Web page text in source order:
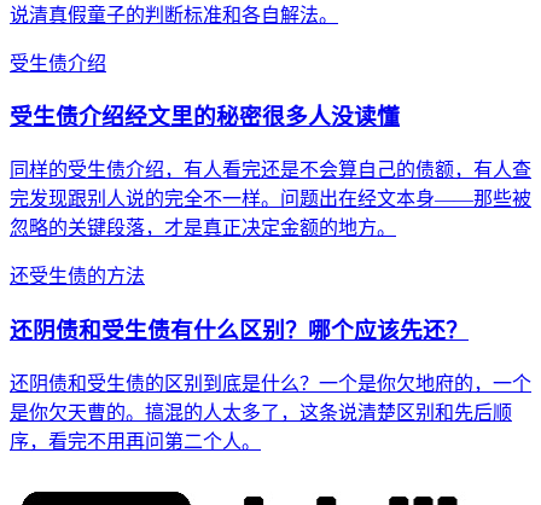
说清真假童子的判断标准和各自解法。
受生债介绍
受生债介绍经文里的秘密很多人没读懂
同样的受生债介绍，有人看完还是不会算自己的债额，有人查
完发现跟别人说的完全不一样。问题出在经文本身——那些被
忽略的关键段落，才是真正决定金额的地方。
还受生债的方法
还阴债和受生债有什么区别？哪个应该先还？
还阴债和受生债的区别到底是什么？一个是你欠地府的，一个
是你欠天曹的。搞混的人太多了，这条说清楚区别和先后顺
序，看完不用再问第二个人。